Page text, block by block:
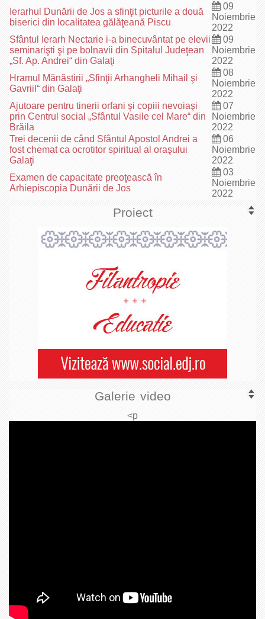
Ierarhul Dunării de Jos a sfinţit picturile a două
biserici din localitatea gălăţeană Piscu
09
Noiembrie
2022
Sfântul Ierarh Nectarie i-a binecuvântat pe elevii
seminarişti şi pe bolnavii din Spitalul Judeţean
„Sf. Ap. Andrei“ din Galaţi
09
Noiembrie
2022
Hramul Mănăstirii „Sfinţii Arhangheli Mihail şi
Gavriil“ din Galaţi
08
Noiembrie
2022
Ajutoare pentru tinerii orfani şi copiii nevoiaşi
prin Centrul social „Sfântul Vasile cel Mare“ din
Brăila
07
Noiembrie
2022
Trei decenii de când Sfântul Apostol Andrei a
fost chemat ca ocrotitor spiritual al oraşului
Galaţi
06
Noiembrie
2022
Examen de capacitate preoţească în
Arhiepiscopia Dunării de Jos
03
Noiembrie
2022
Proiect
Galerie video
<p